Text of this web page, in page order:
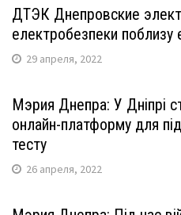
ДТЭК Днепровские
електробезпеки поблизу
29 апреля, 2022
Мэрия Днепра: У Дніпрі
онлайн-платформу для
тесту
26 апреля, 2022